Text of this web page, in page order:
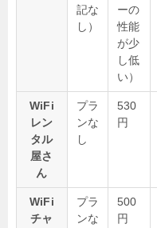
記な
し）
ーの
性能
が少
し低
い）
WiFi
レン
タル
屋さ
ん
プラ
ンな
し
530
円
WiFi
チャ
プラ
ンな
500
円